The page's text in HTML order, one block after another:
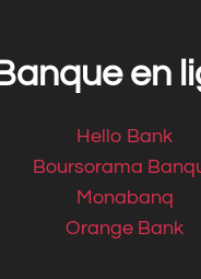
en
Hello Bank
Boursorama
Monabanq
Orange Bank